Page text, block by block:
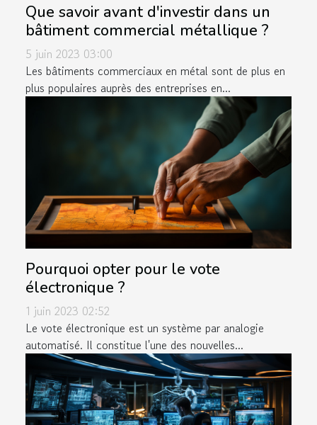
Que savoir avant d'investir dans un
bâtiment commercial métallique ?
5 juin 2023 03:00
Les bâtiments commerciaux en métal sont de plus en
plus populaires auprès des entreprises en...
Pourquoi opter pour le vote
électronique ?
1 juin 2023 02:52
Le vote électronique est un système par analogie
automatisé. Il constitue l'une des nouvelles...